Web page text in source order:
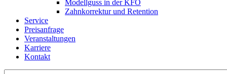
Modellguss in der KFO
Zahnkorrektur und Retention
Service
Preisanfrage
Veranstaltungen
Karriere
Kontakt